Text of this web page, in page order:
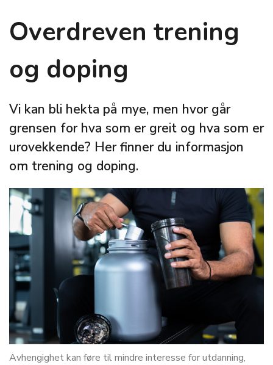
Overdreven trening
og doping
Vi kan bli hekta på mye, men hvor går
grensen for hva som er greit og hva som er
urovekkende? Her finner du informasjon
om trening og doping.
Avhengighet kan føre til mindre interesse for utdanning,